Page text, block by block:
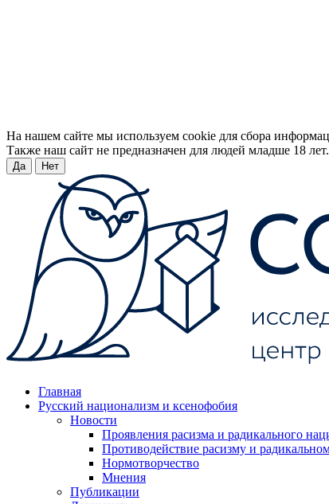
На нашем сайте мы используем cookie для сбора
Также наш сайт не предназначен для людей младше 18
Да Нет
Главная
Русский национализм и ксенофобия
Новости
Проявления расизма и радикального
Противодействие расизму и
Нормотворчество
Мнения
Публикации